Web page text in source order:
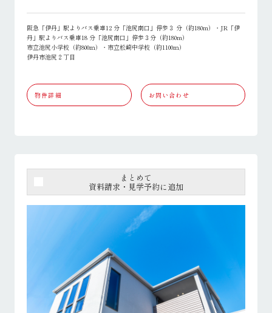
阪急「伊丹」駅よりバス乗車12 分「池尻南口」停歩３ 分（約180m）・JR「伊
丹」駅よりバス乗車18 分「池尻南口」停歩３分（約180m）
市立池尻小学校（約800ｍ）・市立松崎中学校（約1100ｍ）
伊丹市池尻２丁目
物件詳細 お問い合わせ
まとめて
資料請求・見学予約に追加